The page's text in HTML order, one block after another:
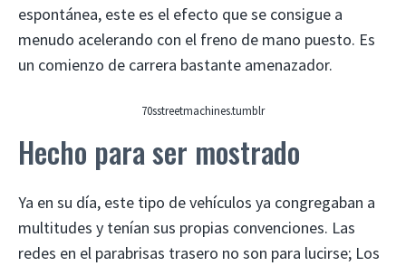
espontánea, este es el efecto que se consigue a
menudo acelerando con el freno de mano puesto. Es
un comienzo de carrera bastante amenazador.
70sstreetmachines.tumblr
Hecho para ser mostrado
Ya en su día, este tipo de vehículos ya congregaban a
multitudes y tenían sus propias convenciones. Las
redes en el parabrisas trasero no son para lucirse; Los